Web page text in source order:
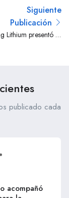
Siguiente
Publicación
Lithium presentó su
desarrollo de las
comunidades y con el
medio ambiente.
publicado cada
acompañó